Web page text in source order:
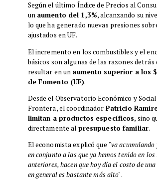
Según el último Índice de Precios al
un aumento del 1,3%, alcanzando su
lo que ha generado nuevas presiones
ajustados en UF.
El incremento en los combustibles y el
básicos son algunas de las razones
resultar en un aumento superior a los
de Fomento (UF).
Desde el Observatorio Económico y
Frontera, el coordinador Patricio
limitan a productos específicos, sino
directamente al presupuesto familiar.
El economista explicó que "va acumulando
en conjunto a las que ya hemos tenido en
anteriores, hacen que hoy día el costo de
en general es bastante más alto".